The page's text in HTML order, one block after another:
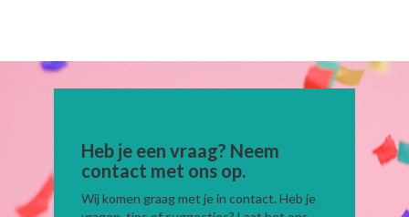
Heb je een vraag? Neem
contact met ons op.
Wij komen graag met je in contact. Heb je